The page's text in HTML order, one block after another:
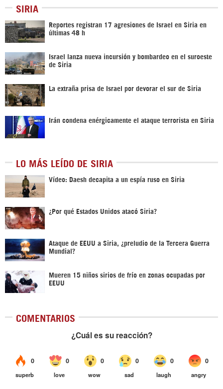
SIRIA
Reportes registran 17 agresiones de Israel en Siria en
últimas 48 h
Israel lanza nueva incursión y bombardeo en el suroeste
de Siria
La extraña prisa de Israel por devorar el sur de Siria
Irán condena enérgicamente el ataque terrorista en Siria
LO MÁS LEÍDO DE SIRIA
Vídeo: Daesh decapita a un espía ruso en Siria
¿Por qué Estados Unidos atacó Siria?
Ataque de EEUU a Siria, ¿preludio de la Tercera Guerra
Mundial?
Mueren 15 niños sirios de frío en zonas ocupadas por
EEUU
COMENTARIOS